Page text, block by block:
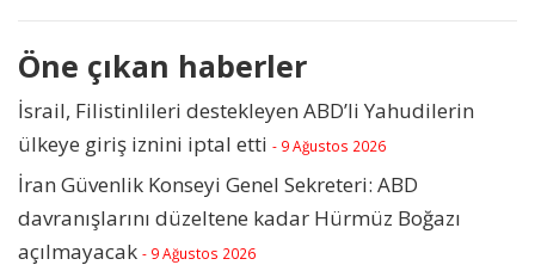
Öne çıkan haberler
İsrail, Filistinlileri destekleyen ABD’li Yahudilerin
ülkeye giriş iznini iptal etti - 9 Ağustos 2026
İran Güvenlik Konseyi Genel Sekreteri: ABD
davranışlarını düzeltene kadar Hürmüz Boğazı
açılmayacak - 9 Ağustos 2026